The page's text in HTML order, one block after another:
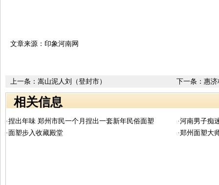
文章来源：印象河南网
下一条： 惠济
上一条： 嵩山泥人刘（登封市）
相关信息
·捏出年味 郑州市民一个月捏出一套新年民俗面塑
·河南男子痴
·面塑步入收藏殿堂
·郑州面塑大